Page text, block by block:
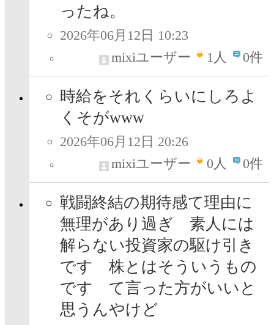
ったね。
2026年06月12日 10:23
mixiユーザー
1人 0件
時給をそれくらいにしろよ
くそがwww
2026年06月12日 20:26
mixiユーザー
0人 0件
戦闘終結の期待感て理由に
無理があり過ぎ 素人には
解らない投資家の駆け引き
です 株とはそういうもの
です て言った方がいいと
思うんやけど